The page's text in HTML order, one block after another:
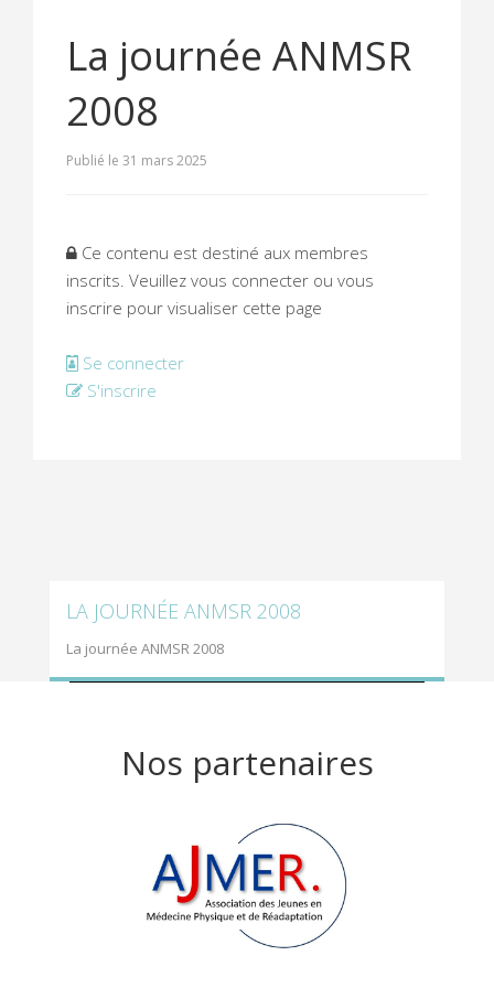
La journée ANMSR
2008
Publié le 31 mars 2025
Ce contenu est destiné aux membres
inscrits. Veuillez vous connecter ou vous
inscrire pour visualiser cette page
Se connecter
S'inscrire
LA JOURNÉE ANMSR 2008
La journée ANMSR 2008
Nos partenaires